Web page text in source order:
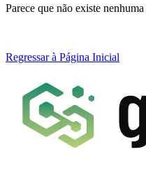
Parece que não existe
Regressar à Página Inicial